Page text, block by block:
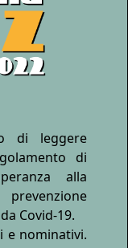
di leggere
di
alla
Covid-19.
e nominativi.